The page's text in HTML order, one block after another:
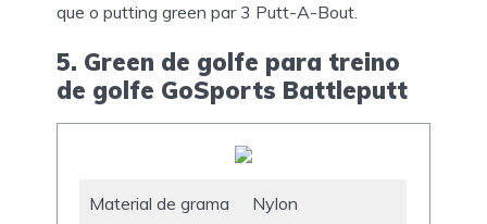
que o putting green par 3 Putt-A-Bout.
5. Green de golfe para treino
de golfe GoSports Battleputt
Material de grama Nylon